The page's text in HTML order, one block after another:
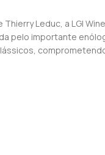
Thierry Leduc, a LGI
pelo importante